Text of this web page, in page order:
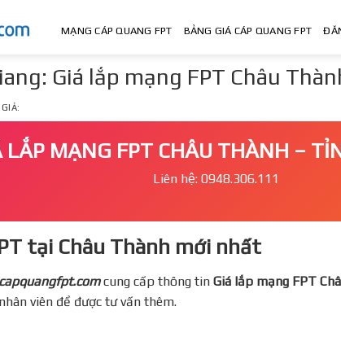
MẠNG CÁP QUANG FPT BẢNG GIÁ CÁP QUANG FPT
Giá lắp mạng FPT Châu
LẮP MẠNG FPT CHÂU THÀNH –
Liên hệ: 0948.306.111
tại Châu Thành mới nhất
cung cấp thông tin Giá lắp mạng FPT
viên để được tư vấn thêm.